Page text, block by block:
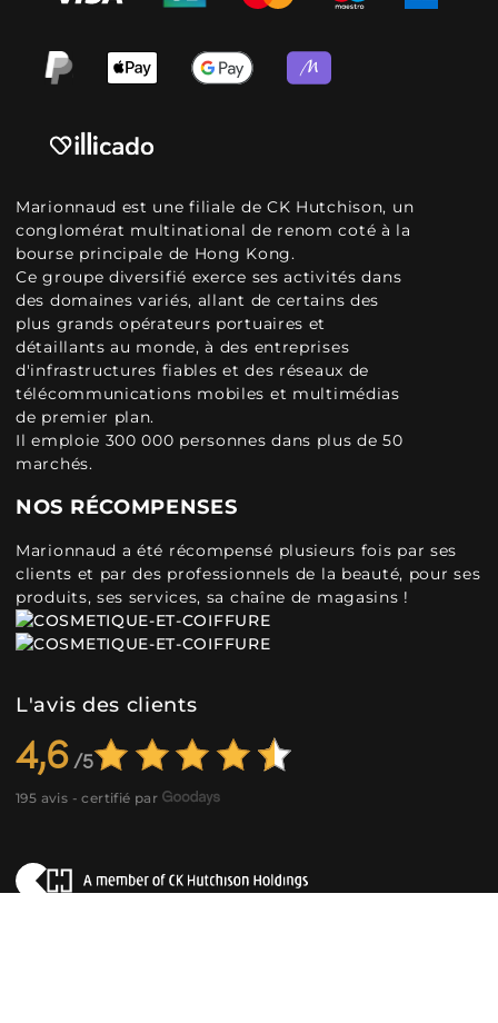
Marionnaud est une filiale de CK Hutchison, un
conglomérat multinational de renom coté à la
bourse principale de Hong Kong.
Ce groupe diversifié exerce ses activités dans
des domaines variés, allant de certains des
plus grands opérateurs portuaires et
détaillants au monde, à des entreprises
d'infrastructures fiables et des réseaux de
télécommunications mobiles et multimédias
de premier plan.
Il emploie 300 000 personnes dans plus de 50
marchés.
NOS RÉCOMPENSES
Marionnaud a été récompensé plusieurs fois par ses
clients et par des professionnels de la beauté, pour ses
produits, ses services, sa chaîne de magasins !
L'avis des clients
4,6
195 avis - certifié par